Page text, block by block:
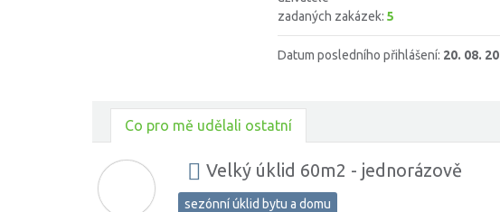
zadaných zakázek: 5
Datum posledního přihlášení: 20. 08.
Co pro mě udělali ostatní
Velký úklid 60m2 - jednorázově
sezónní úklid bytu a domu